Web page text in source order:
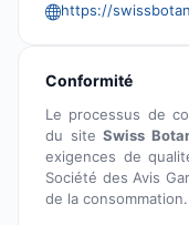
https://
Conformité
Le processus de
du siteSwiss
exigences de
Société des Avis
de la consommation.